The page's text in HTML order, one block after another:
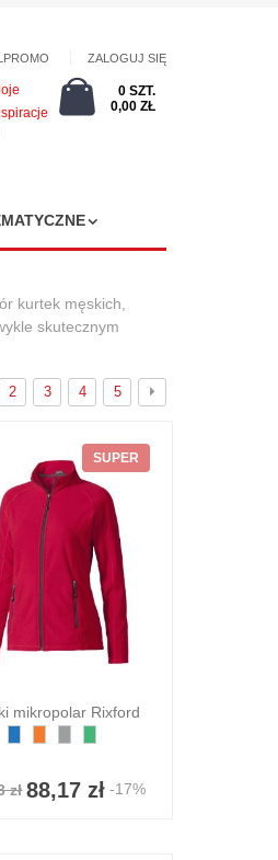
ZALOGUJ SIĘ
0 SZT.
0,00 ZŁ
kurtek męskich,
skutecznym
2 3 4 5
SUPER
mikropolar Rixford
zł 88,17 zł -17%